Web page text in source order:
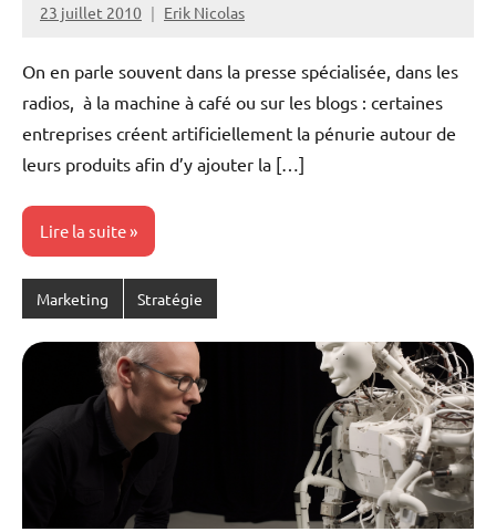
23 juillet 2010 Erik Nicolas
Aucun
On en parle souvent dans la presse spécialisée, dans les
radios, à la machine à café ou sur les blogs : certaines
entreprises créent artificiellement la pénurie autour de
leurs produits afin d’y ajouter la […]
Lire la suite
Marketing Stratégie